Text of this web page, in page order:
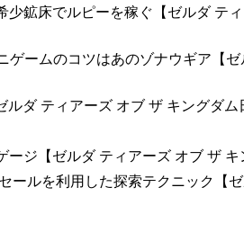
鉱床でルピーを稼ぐ【ゼルダ テ
ームのコツはあのゾナウギア【
ダ ティアーズ オブ ザ キングダム
ジ【ゼルダ ティアーズ オブ ザ キ
ルを利用した探索テクニック【